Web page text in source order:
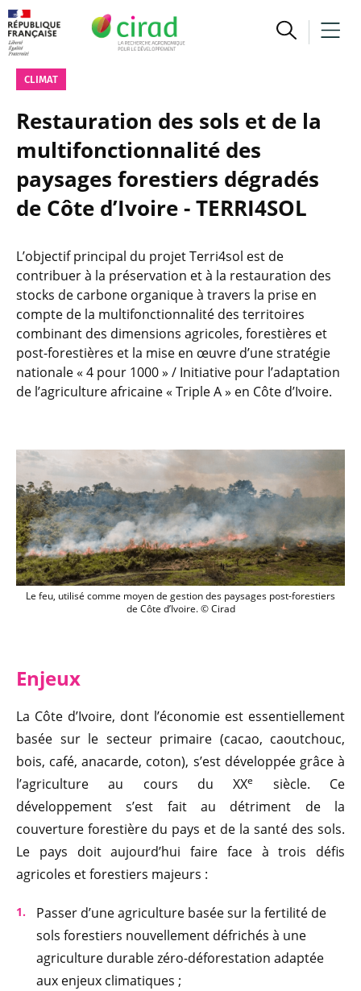
CLIMAT
Restauration des sols et de la
multifonctionnalité des
paysages forestiers dégradés
de Côte d’Ivoire - TERRI4SOL
L’objectif principal du projet Terri4sol est de
contribuer à la préservation et à la restauration des
stocks de carbone organique à travers la prise en
compte de la multifonctionnalité des territoires
combinant des dimensions agricoles, forestières et
post-forestières et la mise en œuvre d’une stratégie
nationale « 4 pour 1000 » / Initiative pour l’adaptation
de l’agriculture africaine « Triple A » en Côte d’Ivoire.
Le feu est traditionnellement utilisé
Le feu, utilisé comme moyen de gestion des paysages post-forestiers
de Côte d’Ivoire. © Cirad
Enjeux
La Côte d’Ivoire, dont l’économie est essentiellement
basée sur le secteur primaire (cacao, caoutchouc,
bois, café, anacarde, coton), s’est développée grâce à
l’agriculture au cours du XXe
siècle. Ce
développement s’est fait au détriment de la
couverture forestière du pays et de la santé des sols.
Le pays doit aujourd’hui faire face à trois défis
agricoles et forestiers majeurs :
Passer d’une agriculture basée sur la fertilité de
sols forestiers nouvellement défrichés à une
agriculture durable zéro-déforestation adaptée
aux enjeux climatiques ;